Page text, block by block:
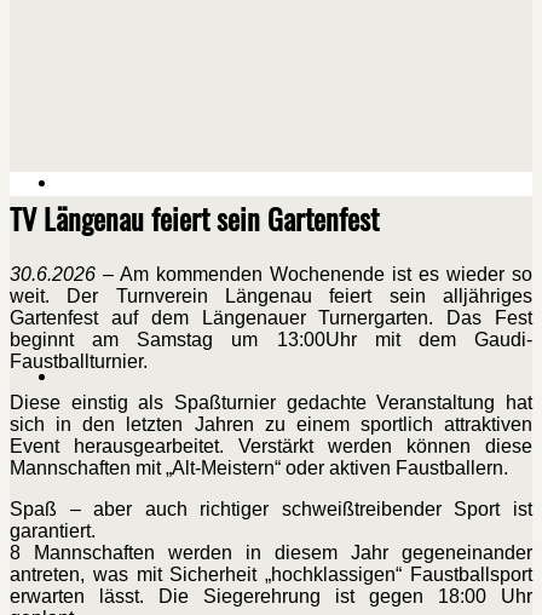
TV Längenau feiert sein Gartenfest
30.6.2026 – Am kommenden Wochenende ist es wieder so
weit. Der Turnverein Längenau feiert sein alljähriges
Gartenfest auf dem Längenauer Turnergarten. Das Fest
beginnt am Samstag um 13:00Uhr mit dem Gaudi-
Faustballturnier.
Diese einstig als Spaßturnier gedachte Veranstaltung hat
sich in den letzten Jahren zu einem sportlich attraktiven
Event herausgearbeitet. Verstärkt werden können diese
Mannschaften mit „Alt-Meistern“ oder aktiven Faustballern.
Spaß – aber auch richtiger schweißtreibender Sport ist
garantiert.
8 Mannschaften werden in diesem Jahr gegeneinander
antreten, was mit Sicherheit „hochklassigen“ Faustballsport
erwarten lässt. Die Siegerehrung ist gegen 18:00 Uhr